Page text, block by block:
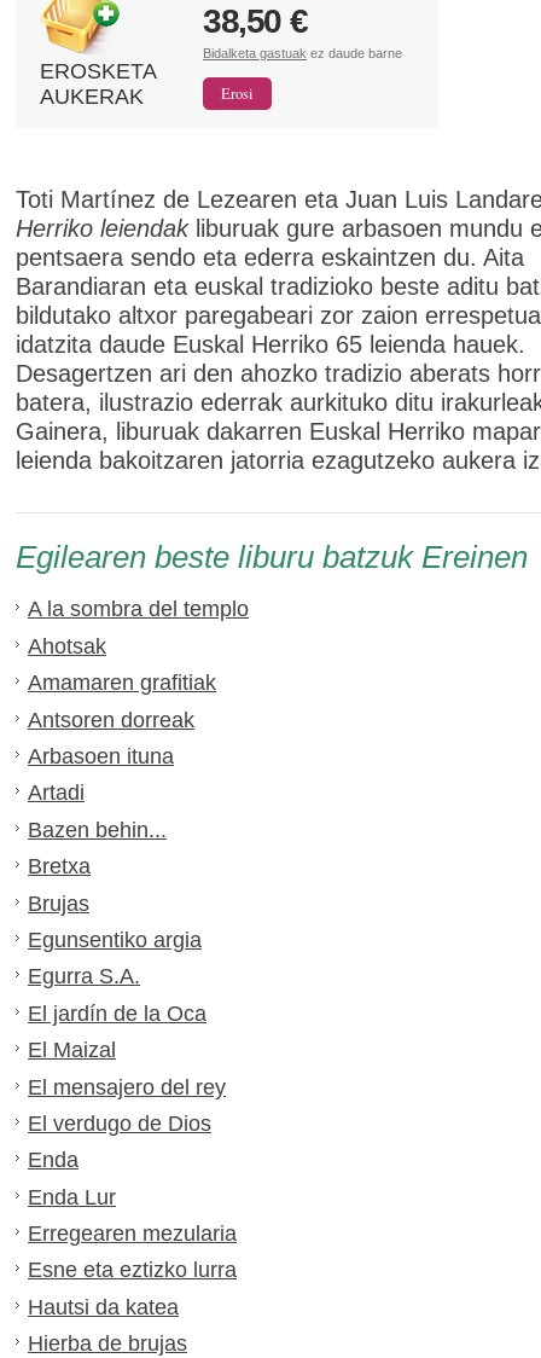
EROSKETA
AUKERAK
38,50 €
Bidalketa gastuak ez daude barne
Toti Martínez de Lezearen eta Juan Luis
Herriko leiendakliburuak gure arbasoen mundu
pentsaera sendo eta ederra eskaintzen du. Aita
Barandiaran eta euskal tradizioko beste aditu
bildutako altxor paregabeari zor zaion
idatzita daude Euskal Herriko 65 leienda hauek.
Desagertzen ari den ahozko tradizio aberats
batera, ilustrazio ederrak aurkituko ditu
Gainera, liburuak dakarren Euskal Herriko
leienda bakoitzaren jatorria ezagutzeko aukera
Egilearen beste liburu batzuk Ereinen
A la sombra del templo
Ahotsak
Amamaren grafitiak
Antsoren dorreak
Arbasoen ituna
Artadi
Bazen behin...
Bretxa
Brujas
Egunsentiko argia
Egurra S.A.
El jardín de la Oca
El Maizal
El mensajero del rey
El verdugo de Dios
Enda
Enda Lur
Erregearen mezularia
Esne eta eztizko lurra
Hautsi da katea
Hierba de brujas